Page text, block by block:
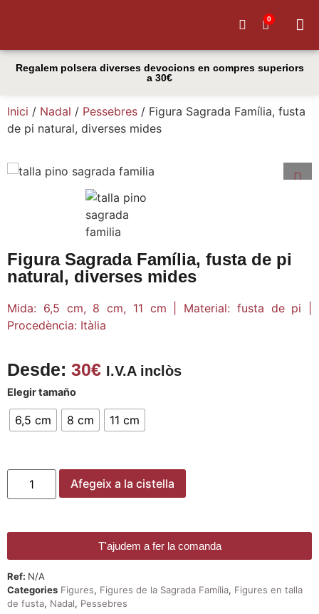
0
Regalem polsera diverses devocions en compres superiors
a 30€
Inici / Nadal / Pessebres / Figura Sagrada Família, fusta
de pi natural, diverses mides
Figura Sagrada Família, fusta de pi
natural, diverses mides
Mida: 6,5 cm, 8 cm, 11 cm | Material: fusta de pi |
Procedència: Itàlia
Desde: 30€ I.V.A inclòs
Elegir tamaño
6,5 cm 8 cm 11 cm
Afegeix a la cistella
T'ajudem a fer la comanda
Ref: N/A
Categories Figures, Figures de la Sagrada Família, Figures en talla
de fusta, Nadal, Pessebres